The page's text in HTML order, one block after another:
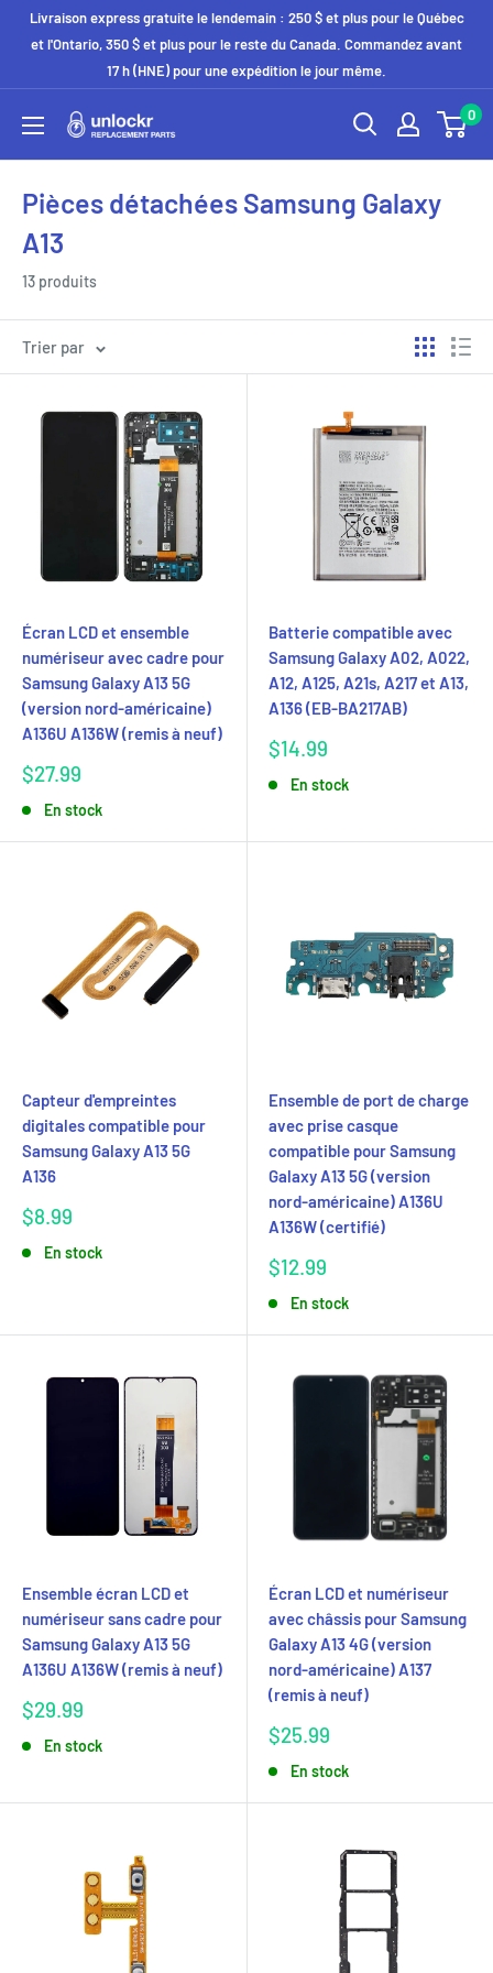
PasserLivraison express gratuite le lendemain : 250 $ et plus pour le Québec
et l'Ontario, 350 $ et plus pour le reste du Canada. Commandez avant
17 h (HNE) pour une expédition le jour même.
Unlockr
0
Pièces détachées Samsung Galaxy
A13
13 produits
Trier par
Écran LCD et ensemble
numériseur avec cadre pour
Samsung Galaxy A13 5G
(version nord-américaine)
A136U A136W (remis à neuf)
Prix
$27.99
En stock
Batterie compatible avec
Samsung Galaxy A02, A022,
A12, A125, A21s, A217 et A13,
A136 (EB-BA217AB)
Prix
$14.99
En stock
Capteur d'empreintes
digitales compatible pour
Samsung Galaxy A13 5G
A136
Prix
$8.99
En stock
Ensemble de port de charge
avec prise casque
compatible pour Samsung
Galaxy A13 5G (version
nord-américaine) A136U
A136W (certifié)
Prix
$12.99
En stock
Ensemble écran LCD et
numériseur sans cadre pour
Samsung Galaxy A13 5G
A136U A136W (remis à neuf)
Prix
$29.99
En stock
Écran LCD et numériseur
avec châssis pour Samsung
Galaxy A13 4G (version
nord-américaine) A137
(remis à neuf)
Prix
$25.99
En stock